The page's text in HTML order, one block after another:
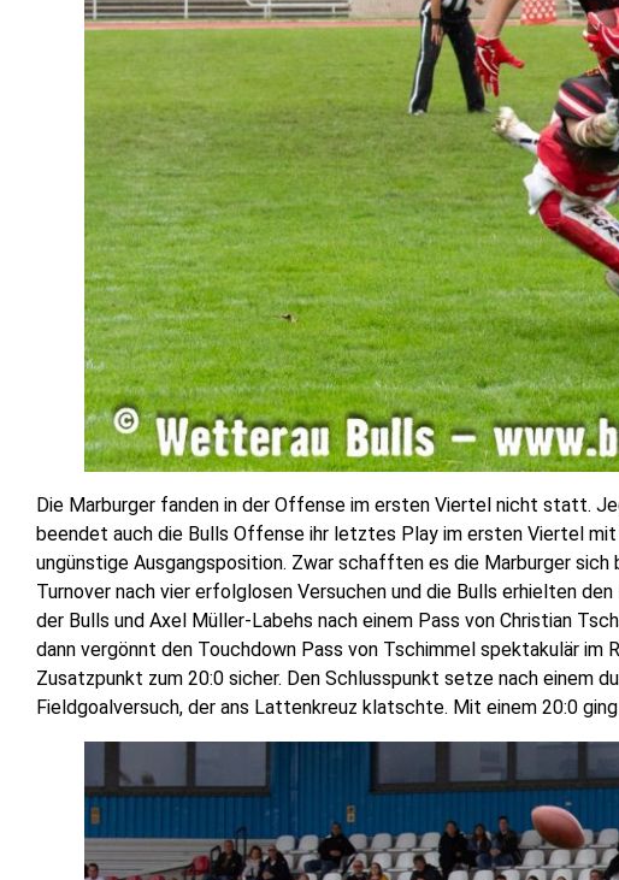
Die Marburger fanden in der Offense im ersten Viertel nicht statt.
beendet auch die Bulls Offense ihr letztes Play im ersten Viertel
ungünstige Ausgangsposition. Zwar schafften es die Marburger
Turnover nach vier erfolglosen Versuchen und die Bulls erhielten
der Bulls und Axel Müller-Labehs nach einem Pass von Christian
dann vergönnt den Touchdown Pass von Tschimmel spektakulär
Zusatzpunkt zum 20:0 sicher. Den Schlusspunkt setze nach einem
Fieldgoalversuch, der ans Lattenkreuz klatschte. Mit einem 20:0